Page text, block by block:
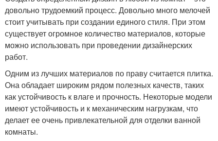
довольно трудоемкий процесс. Довольно много мелочей
стоит учитывать при создании единого стиля. При этом
существует огромное количество материалов, которые
можно использовать при проведении дизайнерских
работ.
Одним из лучших материалов по праву считается плитка.
Она обладает широким рядом полезных качеств, таких
как устойчивость к влаге и прочность. Некоторые модели
имеют устойчивость и к механическим нагрузкам, что
делает ее очень привлекательной для отделки ванной
комнаты.